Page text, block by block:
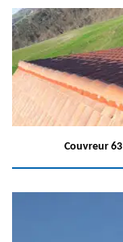
Couvreur 63